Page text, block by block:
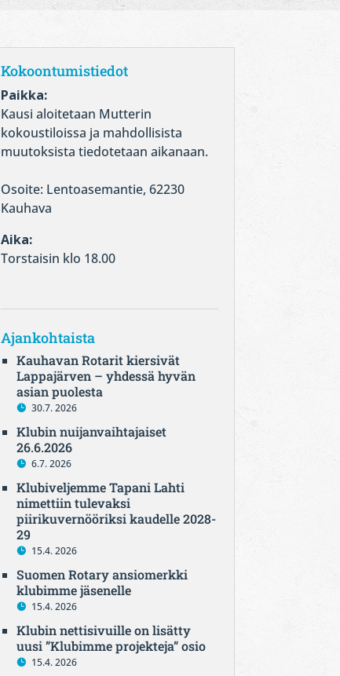
Kokoontumistiedot
Paikka:
Kausi aloitetaan Mutterin
kokoustiloissa ja mahdollisista
muutoksista tiedotetaan aikanaan.
Osoite: Lentoasemantie, 62230
Kauhava
Aika:
Torstaisin klo 18.00
Ajankohtaista
Kauhavan Rotarit kiersivät
Lappajärven – yhdessä hyvän
asian puolesta
30.7. 2026
Klubin nuijanvaihtajaiset
26.6.2026
6.7. 2026
Klubiveljemme Tapani Lahti
nimettiin tulevaksi
piirikuvernööriksi kaudelle 2028-
29
15.4. 2026
Suomen Rotary ansiomerkki
klubimme jäsenelle
15.4. 2026
Klubin nettisivuille on lisätty
uusi ”Klubimme projekteja” osio
15.4. 2026